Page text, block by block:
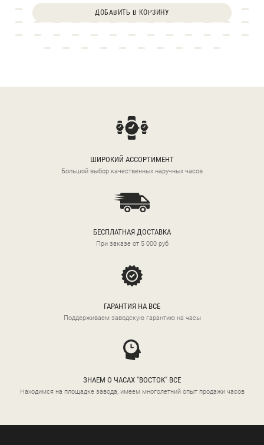
ДОБАВИТЬ В КОРЗИНУ
ШИРОКИЙ АССОРТИМЕНТ
Большой выбор качественных наручных часов
БЕСПЛАТНАЯ ДОСТАВКА
При заказе от 5 000 руб
ГАРАНТИЯ НА ВСЕ
Поддерживаем заводскую гарантию на часы
ЗНАЕМ О ЧАСАХ "ВОСТОК" ВСЕ
Находимся на площадке завода, имеем многолетний опыт продажи часов